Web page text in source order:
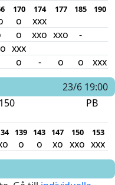
170 174 177 185 190
o
xxx
o xxo xxo
-
xxx
o - o o xxx
23/6 19:00
150 PB
139 143 147 150 153
o o xo xxo xxx